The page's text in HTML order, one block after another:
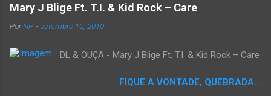
Mary J Blige Ft. T.I. & Kid Rock – Care
PorNP -setembro 10, 2010
DL & OUÇA - Mary J Blige Ft. T.I. & Kid Rock – Care
FIQUE A VONTADE, QUEBRADA...